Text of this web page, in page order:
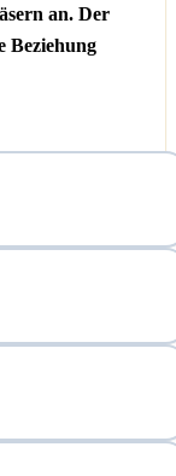
an. Der
Beziehung